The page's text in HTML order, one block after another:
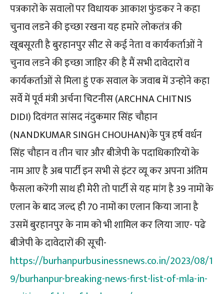
पत्रकारों के सवालों पर विधायक आकाश फुंडकर ने कहा
चुनाव लडने की इच्छा रखना यह हमारे लोकतंत्र की
खूबसूरती है बुरहानपुर सीट से कई नेता व कार्यकर्ताओं ने
चुनाव लडने की इच्छा जाहिर की है मैं सभी दावेदारों व
कार्यकर्ताओं से मिला हुं एक सवाल के जवाब में उन्होने कहा
सर्वे में पूर्व मंत्री अर्चना चिटनीस (ARCHNA CHITNIS
DIDI) दिवंगत सांसद नंदुकमार सिंह चौहान
(NANDKUMAR SINGH CHOUHAN)के पुत्र हर्ष वर्धन
सिंह चौहान व तीन चार और बीजेपी के पदाधिकारियों के
नाम आए है अब पार्टी इन सभी से इंटर व्यू कर अपना अंतिम
फैसला करेंगी साथ ही मेरी तो पार्टी से यह मांग है 39 नामों के
एलान के बाद जल्द ही 70 नामों का एलान किया जाना है
उसमें बुरहानपुर के नाम को भी शामिल कर लिया जाए- पढे
बीजेपी के दावेदारों की सूची-
https://burhanpurbusinessnews.co.in/2023/08/1
9/burhanpur-breaking-news-first-list-of-mla-in-